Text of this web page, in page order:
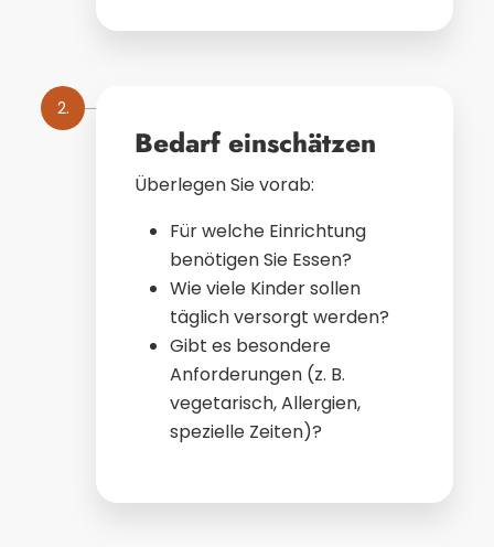
Bedarf einschätzen
Überlegen Sie vorab:
Für welche Einrichtung
benötigen Sie Essen?
Wie viele Kinder sollen
täglich versorgt werden?
Gibt es besondere
Anforderungen (z. B.
vegetarisch, Allergien,
spezielle Zeiten)?
2.